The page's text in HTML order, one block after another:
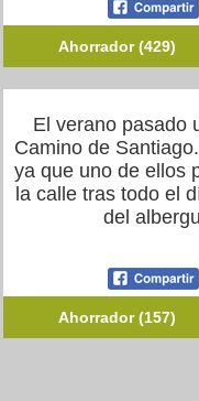
Ahorrador (429)
El verano pasado
Camino de
ya que uno de ellos
la calle tras todo el
del
Ahorrador (157)